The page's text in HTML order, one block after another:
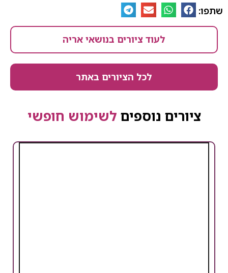
שתפו:
לעוד ציורים בנושאי אריה
לכל הציורים באתר
ציורים נוספים לשימוש חופשי